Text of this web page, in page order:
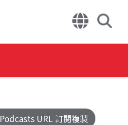
Podcasts URL 訂閱複製